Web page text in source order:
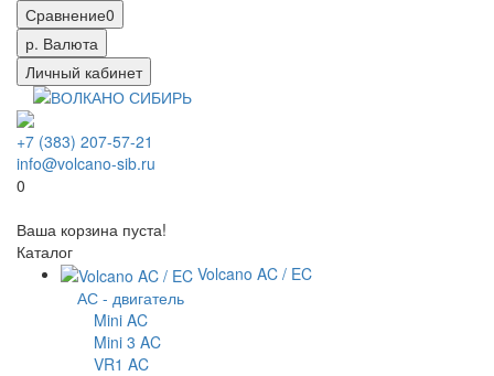
Сравнение0
р. Валюта
Личный кабинет
+7 (383) 207-57-21
info@volcano-sib.ru
0
Ваша корзина пуста!
Каталог
Volcano AC / EC
АС - двигатель
Mini AC
Mini 3 AC
VR1 AC